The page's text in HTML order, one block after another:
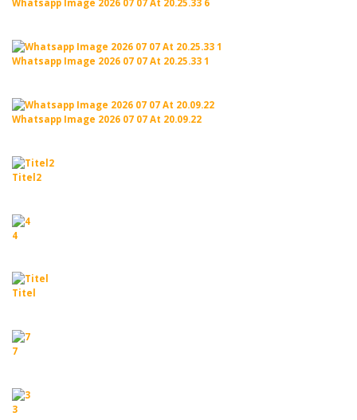
Whatsapp Image 2026 07 07 At 20.25.33 6
Whatsapp Image 2026 07 07 At 20.25.33 1
Whatsapp Image 2026 07 07 At 20.09.22
Titel2
4
Titel
7
3